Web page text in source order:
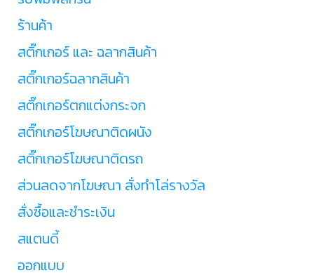
ร้านค้า
สติ๊กเกอร์ และ ฉลากสินค้า
สติ๊กเกอร์ฉลากสินค้า
สติ๊กเกอร์ตกแต่งกระจก
สติ๊กเกอร์โฆษณาติดผนัง
สติ๊กเกอร์โฆษณาติดรถ
ส่วนลดจากโฆษณา สั่งทำโล่รางวัล
สั่งซื้อและชำระเงิน
สแตนดี้
ออกแบบ